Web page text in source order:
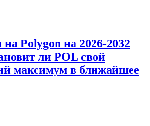
Polygon на 2026-2032
ли POL свой
максимум в ближайшее